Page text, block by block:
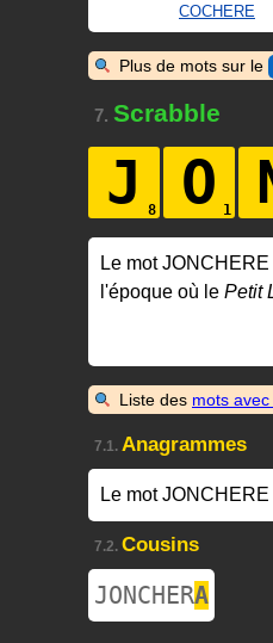
COCHERE
Plus de mots sur le
7. Scrabble
J O
Le mot
l'époque où le Petit
Liste des mots avec
7.1. Anagrammes
Le mot
7.2. Cousins
JONCHERA